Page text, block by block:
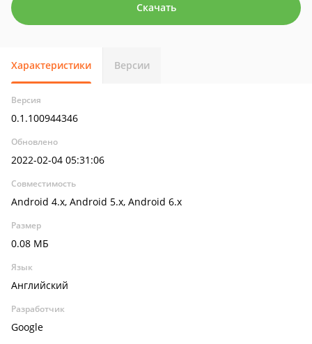
Скачать
Характеристики Версии
Версия
0.1.100944346
Обновлено
2022-02-04 05:31:06
Совместимость
Android 4.x, Android 5.x, Android 6.x
Размер
0.08 МБ
Язык
Английский
Разработчик
Google